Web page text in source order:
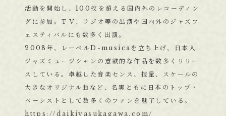
活動を開始し、100枚を超える国内外のレコーディン
グに参加。ＴＶ、ラジオ等の出演や国内外のジャズフ
ェスティバルにも数多く出演。
2008年、レーベルD-musicaを立ち上げ、日本人
ジャズミュージシャンの意欲的な作品を数多くリリー
スしている。卓越した音楽センス、技量、スケールの
大きなオリジナル曲など、名実ともに日本のトップ・
ベーシストとして数多くのファンを魅了している。
https://daikiyasukagawa.com/